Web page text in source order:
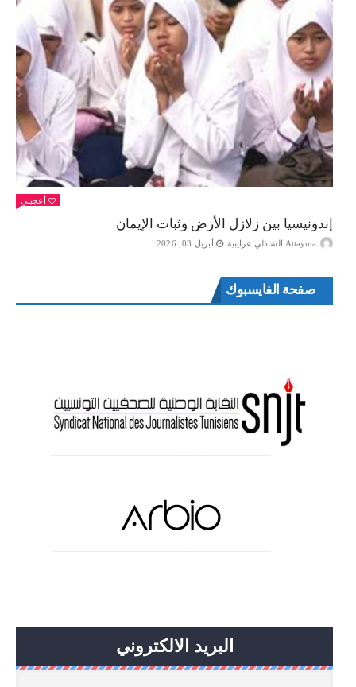
أعجبني
إندونيسيا بين زلازل الأرض وثبات الإيمان
Attayma الشاذلي عرايبية أبريل 03, 2026
صفحة الفايسبوك
البريد الالكتروني